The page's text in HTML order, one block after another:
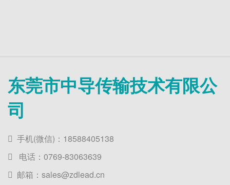
东莞市中导传输技术有限公
司
手机(微信)：18588405138
电话：0769-83063639
邮箱：sales@zdlead.cn